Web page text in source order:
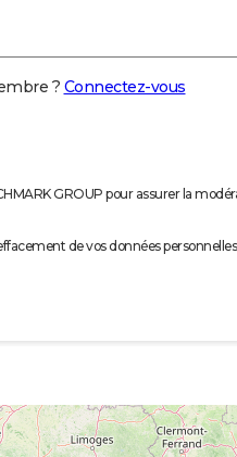
? Connectez-vous
GROUP pour assurer la
de vos données